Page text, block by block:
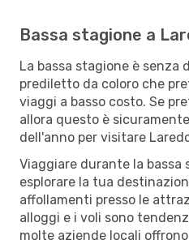
Bassa stagione a
La bassa stagione è senza
prediletto da coloro che
viaggi a basso costo. Se
allora questo è
dell'anno per visitare
Viaggiare durante la
esplorare la tua
affollamenti presso le
alloggi e i voli sono
molte aziende locali